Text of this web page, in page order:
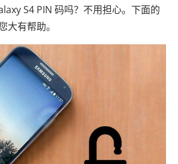
S4 PIN 码吗？不用担心。下面的
大有帮助。